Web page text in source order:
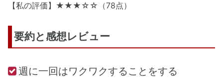
【私の評価】★★★☆☆（78点）
要約と感想レビュー
週に一回はワクワクすることをする